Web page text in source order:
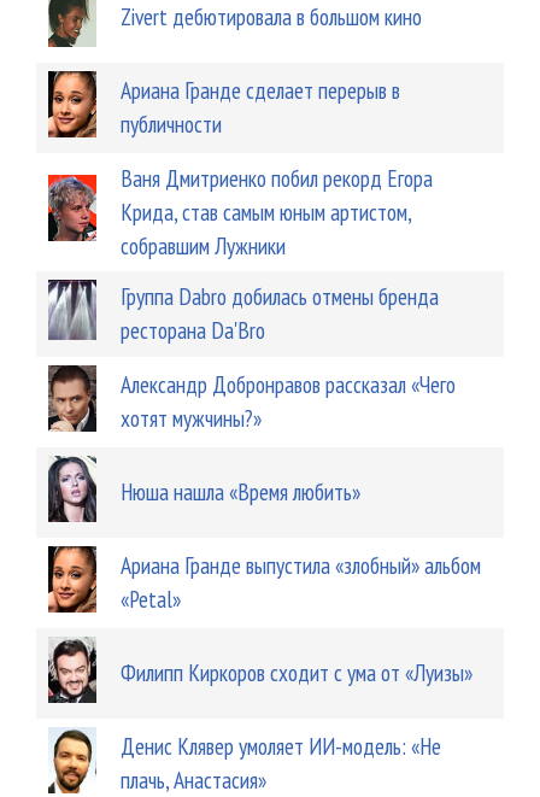
Zivert дебютировала в большом кино
Ариана Гранде сделает перерыв в
публичности
Ваня Дмитриенко побил рекорд Егора
Крида, став самым юным артистом,
собравшим Лужники
Группа Dabro добилась отмены бренда
ресторана Da'Bro
Александр Добронравов рассказал «Чего
хотят мужчины?»
Нюша нашла «Время любить»
Ариана Гранде выпустила «злобный» альбом
«Petal»
Филипп Киркоров сходит с ума от «Луизы»
Денис Клявер умоляет ИИ-модель: «Не
плачь, Анастасия»